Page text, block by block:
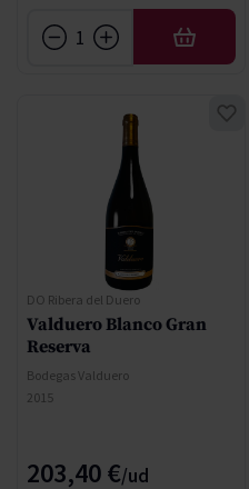
AÑADIR
DO Ribera del Duero
Valduero Blanco Gran
Reserva
Bodegas Valduero
2015
203,40 €